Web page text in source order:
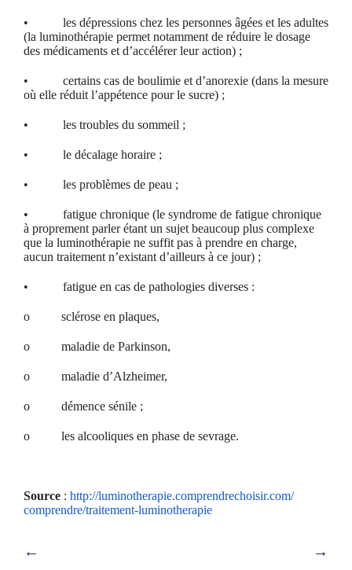
• les dépressions chez les personnes âgées et les adultes
(la luminothérapie permet notamment de réduire le dosage
des médicaments et d’accélérer leur action) ;
• certains cas de boulimie et d’anorexie (dans la mesure
où elle réduit l’appétence pour le sucre) ;
• les troubles du sommeil ;
• le décalage horaire ;
• les problèmes de peau ;
• fatigue chronique (le syndrome de fatigue chronique
à proprement parler étant un sujet beaucoup plus complexe
que la luminothérapie ne suffit pas à prendre en charge,
aucun traitement n’existant d’ailleurs à ce jour) ;
• fatigue en cas de pathologies diverses :
o sclérose en plaques,
o maladie de Parkinson,
o maladie d’Alzheimer,
o démence sénile ;
o les alcooliques en phase de sevrage.
Source : http://luminotherapie.comprendrechoisir.com/
comprendre/traitement-luminotherapie
Navigation
← →